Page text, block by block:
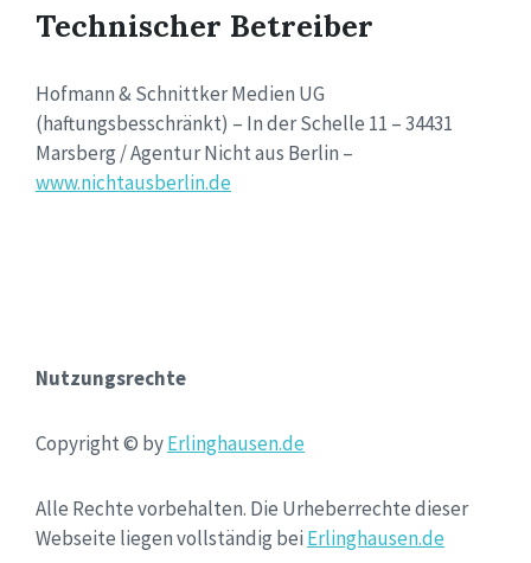
Technischer Betreiber
Hofmann & Schnittker Medien UG
(haftungsbesschränkt) – In der Schelle 11 – 34431
Marsberg / Agentur Nicht aus Berlin –
www.nichtausberlin.de
Nutzungsrechte
Copyright © byErlinghausen.de
Alle Rechte vorbehalten. Die Urheberrechte dieser
Webseite liegen vollständig bei Erlinghausen.de